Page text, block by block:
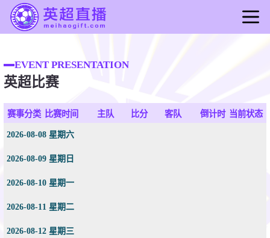
英超直播
足球直播
篮球直播
英超录像
EVENT PRESENTATION
英超比赛
赛事分类 比赛时间 主队 比分 客队 倒计时 当前状态
2026-08-08 星期六
2026-08-09 星期日
2026-08-10 星期一
2026-08-11 星期二
2026-08-12 星期三